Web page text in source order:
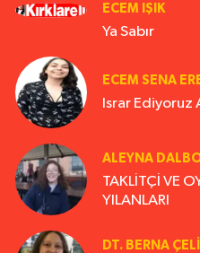
ECEM IŞIK
Ya Sabır
ECEM SENA
Israr Ediyoruz
ALEYNA
TAKLİTÇİ VE
YILANLARI
DT. BERNA